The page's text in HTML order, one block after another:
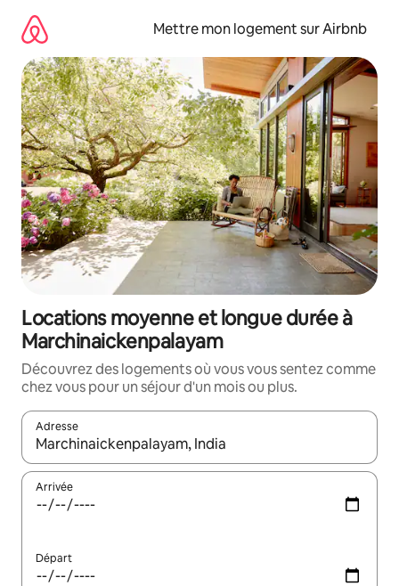
directement
contenu
Mettre mon logement sur Airbnb
Locations moyenne et longue durée à
Marchinaickenpalayam
Découvrez des logements où vous vous sentez comme
chez vous pour un séjour d'un mois ou plus.
Adresse
Lorsque les résultats s'affichent, utilisez les flèches vers le
Arrivée
Départ